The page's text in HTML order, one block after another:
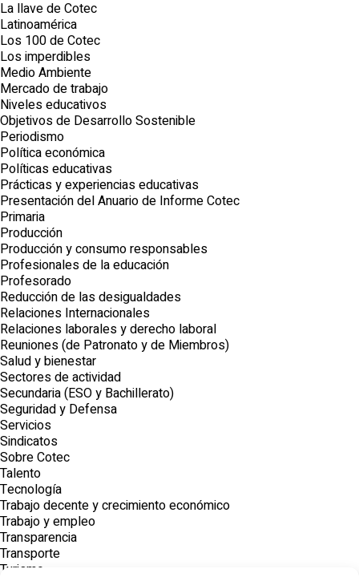
La llave de Cotec
Latinoamérica
Los 100 de Cotec
Los imperdibles
Medio Ambiente
Mercado de trabajo
Niveles educativos
Objetivos de Desarrollo Sostenible
Periodismo
Política económica
Políticas educativas
Prácticas y experiencias educativas
Presentación del Anuario de Informe Cotec
Primaria
Producción
Producción y consumo responsables
Profesionales de la educación
Profesorado
Reducción de las desigualdades
Relaciones Internacionales
Relaciones laborales y derecho laboral
Reuniones (de Patronato y de Miembros)
Salud y bienestar
Sectores de actividad
Secundaria (ESO y Bachillerato)
Seguridad y Defensa
Servicios
Sindicatos
Sobre Cotec
Talento
Tecnología
Trabajo decente y crecimiento económico
Trabajo y empleo
Transparencia
Transporte
Turismo